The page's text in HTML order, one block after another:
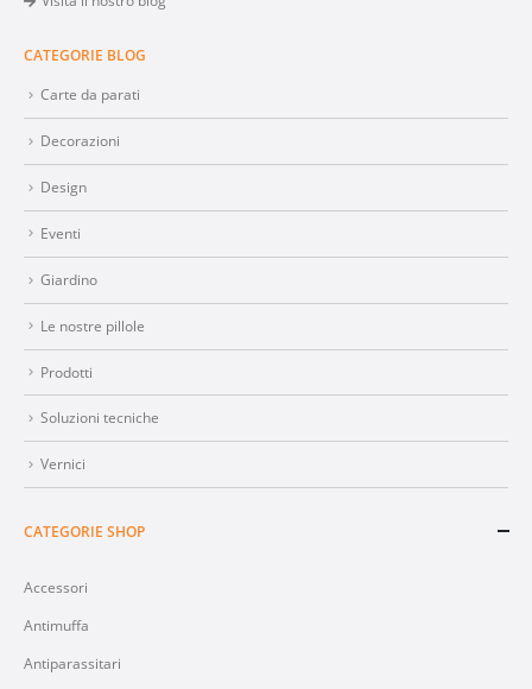
CATEGORIE BLOG
Carte da parati
Decorazioni
Design
Eventi
Giardino
Le nostre pillole
Prodotti
Soluzioni tecniche
Vernici
CATEGORIE SHOP
Accessori
Antimuffa
Antiparassitari